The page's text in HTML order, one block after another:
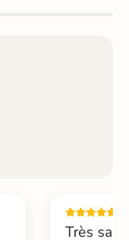
Très